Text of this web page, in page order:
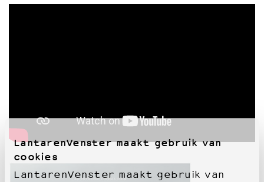
LantarenVenster maakt gebruik van
cookies
LantarenVenster maakt gebruik van